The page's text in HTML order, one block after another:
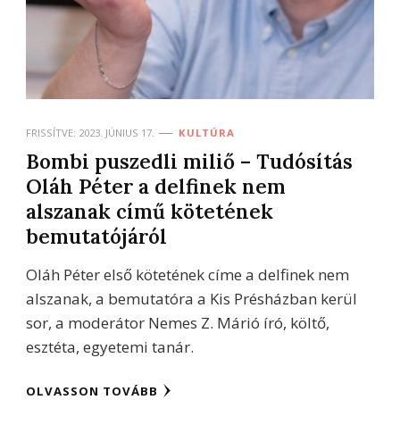
FRISSÍTVE: 2023. JÚNIUS 17. KULTÚRA
Bombi puszedli miliő – Tudósítás
Oláh Péter a delfinek nem
alszanak című kötetének
bemutatójáról
Oláh Péter első kötetének címe a delfinek nem
alszanak, a bemutatóra a Kis Présházban kerül
sor, a moderátor Nemes Z. Márió író, költő,
esztéta, egyetemi tanár.
OLVASSON TOVÁBB